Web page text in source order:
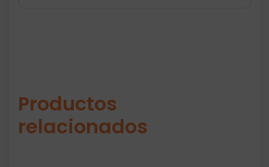
Productos
relacionados